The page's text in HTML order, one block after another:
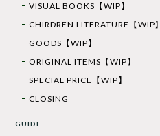
VISUAL BOOKS【WIP】
CHIRDREN LITERATURE【WIP】
GOODS【WIP】
ORIGINAL ITEMS【WIP】
SPECIAL PRICE【WIP】
CLOSING
GUIDE